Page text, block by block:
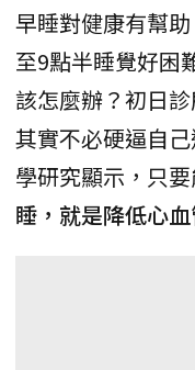
早睡對健康有幫
至9點半睡覺好困
該怎麼辦？初日
其實不必硬逼自
學研究顯示，只
睡，就是降低心